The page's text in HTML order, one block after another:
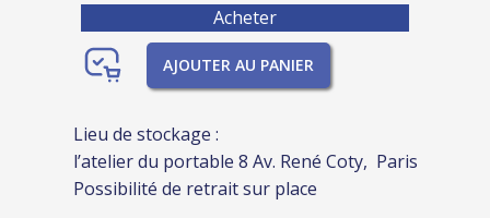
Acheter
AJOUTER AU PANIER
Lieu de stockage :
l’atelier du portable 8 Av. René Coty, Paris
Possibilité de retrait sur place